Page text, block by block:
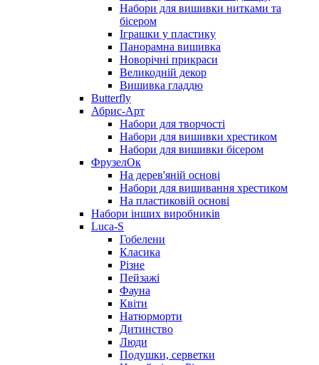
Набори для вишивки нитками та
бісером
Іграшки у пластику
Панорамна вишивка
Новорічні прикраси
Великодній декор
Вишивка гладдю
Butterfly
Абрис-Арт
Набори для творчості
Набори для вишивки хрестиком
Набори для вишивки бісером
ФрузелОк
На дерев'яній основі
Набори для вишивання хрестиком
На пластиковій основі
Набори інших виробників
Luca-S
Гобелени
Класика
Різне
Пейзажі
Фауна
Квіти
Натюрморти
Дитинство
Люди
Подушки, серветки